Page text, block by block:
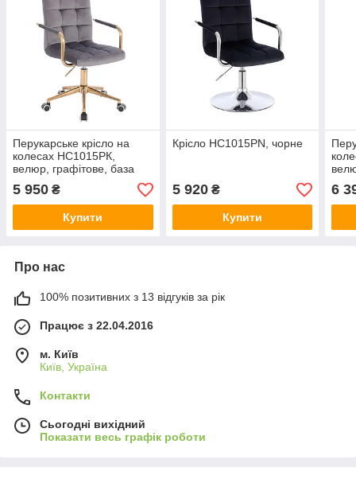
Перукарське крісло на
колесах НС1015РК,
велюр, графітове, база
золото
5 950 ₴
Купити
Крісло НС1015PN, чорне
5 920₴
Купити
6
Про нас
100% позитивних з 13 відгуків за рік
Працює з 22.04.2016
м. Київ
Київ, Україна
Контакти
Сьогодні вихідний
Показати весь графік роботи